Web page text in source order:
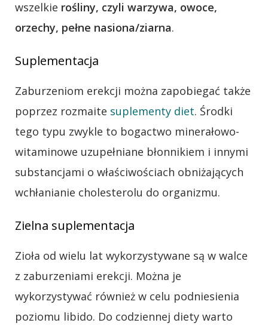
wszelkie rośliny, czyli warzywa, owoce,
orzechy, pełne nasiona/ziarna.
Suplementacja
Zaburzeniom erekcji można zapobiegać także
poprzez rozmaite suplementy diet. Środki
tego typu zwykle to bogactwo minerałowo-
witaminowe uzupełniane błonnikiem i innymi
substancjami o właściwościach obniżających
wchłanianie cholesterolu do organizmu.
Zielna suplementacja
Zioła od wielu lat wykorzystywane są w walce
z zaburzeniami erekcji. Można je
wykorzystywać również w celu podniesienia
poziomu libido. Do codziennej diety warto